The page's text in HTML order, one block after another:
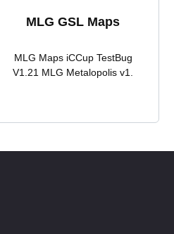
MLG GSL Maps
MLG Maps iCCup TestBug
V1.21 MLG Metalopolis v1.